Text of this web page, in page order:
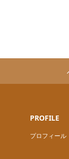
PROFILE
プロフィール